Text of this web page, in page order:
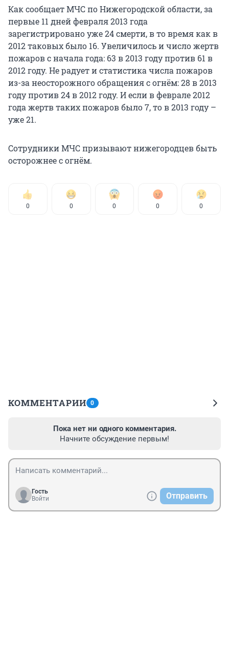
Как сообщает МЧС по Нижегородской области, за
первые 11 дней февраля 2013 года
зарегистрировано уже 24 смерти, в то время как в
2012 таковых было 16. Увеличилось и число жертв
пожаров с начала года: 63 в 2013 году против 61 в
2012 году. Не радует и статистика числа пожаров
из-за неосторожного обращения с огнём: 28 в 2013
году против 24 в 2012 году. И если в феврале 2012
года жертв таких пожаров было 7, то в 2013 году –
уже 21.
Сотрудники МЧС призывают нижегородцев быть
осторожнее с огнём.
0 0 0 0 0
КОММЕНТАРИИ 0
Пока нет ни одного комментария.
Начните обсуждение первым!
Гость
Войти
Отправить